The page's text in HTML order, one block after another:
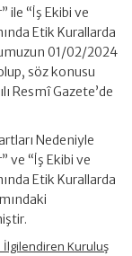
ile “İş Ekibi ve
Etik Kurallarda
01/02/2024
söz konusu
Resmî Gazete’de
Nedeniyle
ve “İş Ekibi ve
Etik Kurallarda
İlgilendiren Kuruluş